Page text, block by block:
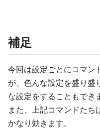
補足
今回は設定ごとにコマン
が、色んな設定を盛り盛
な設定をすることもでき
また、上記コマンドた
かなり効きます。